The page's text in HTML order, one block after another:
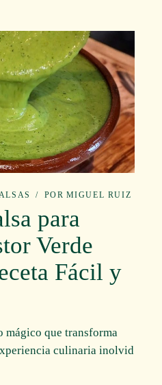
POR MIGUEL RUIZ
para
Verde
Fácil y
mágico que transforma
culinaria inolvid